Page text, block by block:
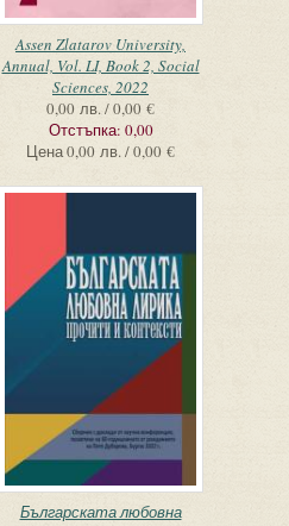
Assen Zlatarov University,
Annual, Vol. LI, Book 2, Social
Sciences, 2022
0,00 лв. / 0,00 €
Отстъпка: 0,00
Цена0,00 лв. / 0,00 €
Българската любовна